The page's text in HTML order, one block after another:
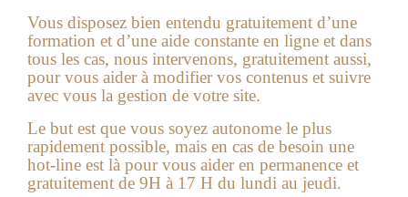
Vous disposez bien entendu gratuitement d’une
formation et d’une aide constante en ligne et dans
tous les cas, nous intervenons, gratuitement aussi,
pour vous aider à modifier vos contenus et suivre
avec vous la gestion de votre site.
Le but est que vous soyez autonome le plus
rapidement possible, mais en cas de besoin une
hot-line est là pour vous aider en permanence et
gratuitement de 9H à 17 H du lundi au jeudi.